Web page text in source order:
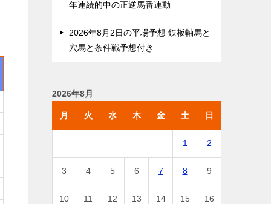
年連続的中の正逆馬番連動
2026年8月2日の平場予想 鉄板軸馬と
穴馬と条件戦予想付き
2026年8月
月 火 水 木 金 土 日
1 2
3 4 5 6 7 8 9
10 11 12 13 14 15 16